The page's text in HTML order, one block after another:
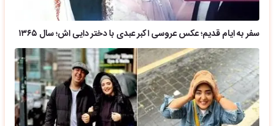
سفر به ایام قدیم؛ عکس عروسی اکبر عبدی با دختر دایی اش؛ سال ۱۳۶۵